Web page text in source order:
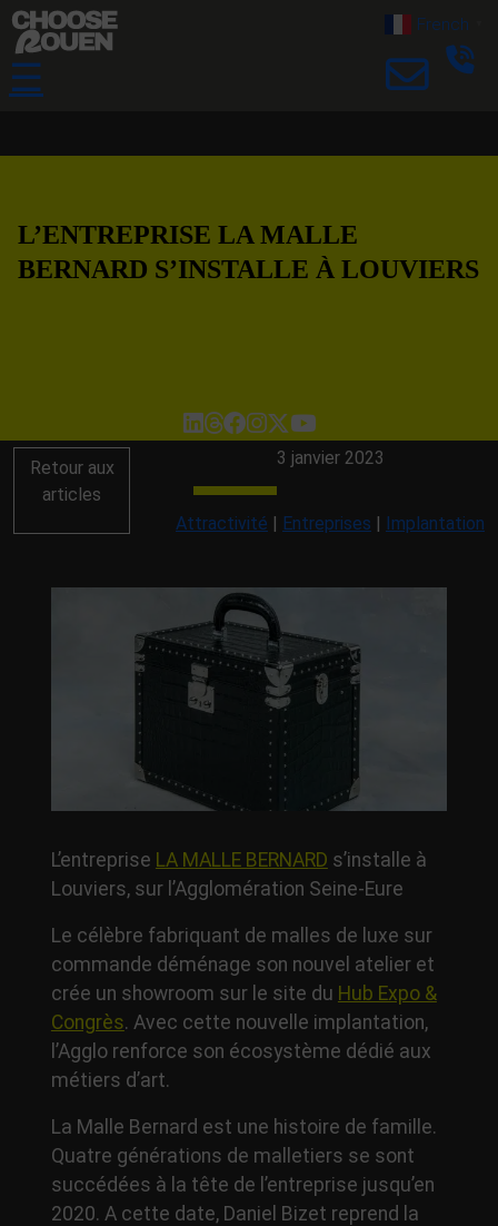
☰
French
L’ENTREPRISE LA MALLE
BERNARD S’INSTALLE À LOUVIERS
Retour aux
articles
3 janvier 2023
Attractivité | Entreprises | Implantation
L’entreprise LA MALLE BERNARD s’installe à
Louviers, sur l’Agglomération Seine-Eure
Le célèbre fabriquant de malles de luxe sur
commande déménage son nouvel atelier et
crée un showroom sur le site du Hub Expo &
Congrès. Avec cette nouvelle implantation,
l’Agglo renforce son écosystème dédié aux
métiers d’art.
La Malle Bernard est une histoire de famille.
Quatre générations de malletiers se sont
succédées à la tête de l’entreprise jusqu’en
2020. A cette date, Daniel Bizet reprend la